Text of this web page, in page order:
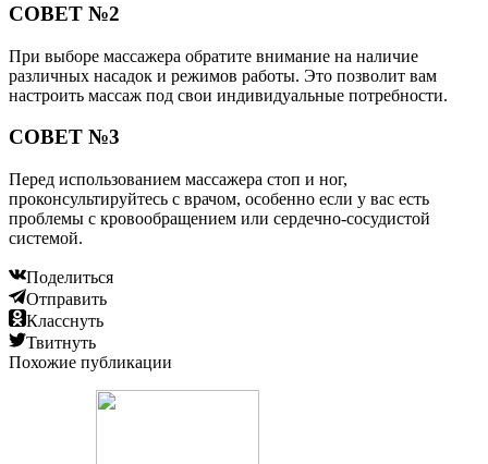
СОВЕТ №2
При выборе массажера обратите внимание на наличие
различных насадок и режимов работы. Это позволит вам
настроить массаж под свои индивидуальные потребности.
СОВЕТ №3
Перед использованием массажера стоп и ног,
проконсультируйтесь с врачом, особенно если у вас есть
проблемы с кровообращением или сердечно-сосудистой
системой.
Поделиться
Отправить
Класснуть
Твитнуть
Похожие публикации